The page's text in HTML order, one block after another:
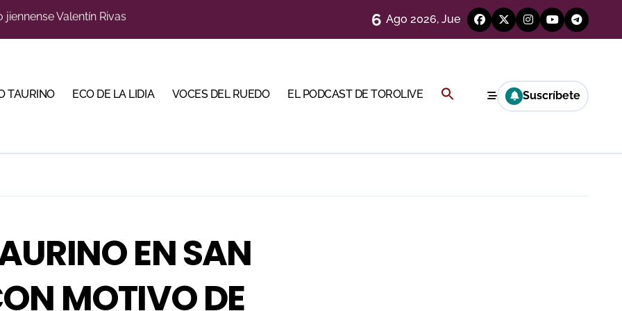
la Semana Grande Donostiarra
de Linares organiza una novillada en la plaza de toros de Cambil
a Madrid en busca del premio que se le escapó en junio
una campaña para reivindicar los valores del toreo más allá del ruedo
6 Ago 2026, Jue
TAURINO ECO DE LA LIDIA VOCES DEL RUEDO EL PODCAST DE TOROLIVE Buscar: Suscríbete
EN SAN
MOTIVO DE